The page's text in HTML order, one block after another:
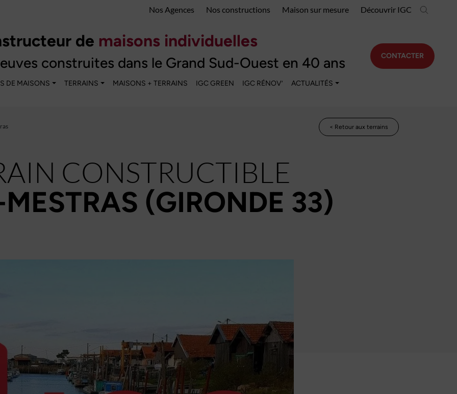
Nos Agences Nos constructions Maison sur mesure Découvrir IGC
de maisons individuelles
construites dans le Grand Sud-Ouest en 40 ans
DE MAISONS TERRAINS MAISONS + TERRAINS IGC GREEN IGC RÉNOV’ ACTUALITÉS
CONTACTER
< Retour aux terrains
CONSTRUCTIBLE
(GIRONDE 33)